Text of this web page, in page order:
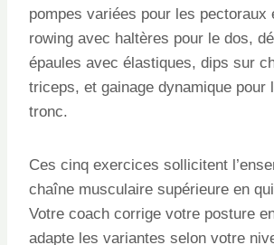
pompes variées pour les pectoraux
rowing avec haltères pour le dos,
épaules avec élastiques, dips sur
triceps, et gainage dynamique pour
tronc.
Ces cinq exercices sollicitent
chaîne musculaire supérieure en
Votre coach corrige votre posture
adapte les variantes selon votre